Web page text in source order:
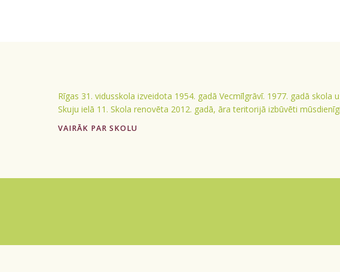
Rīgas 31. vidusskola izveidota 1954. gadā Vecmīlgrāvī. 1977. gadā skola
Skuju ielā 11. Skola renovēta 2012. gadā, āra teritorijā izbūvēti
VAIRĀK PAR SKOLU